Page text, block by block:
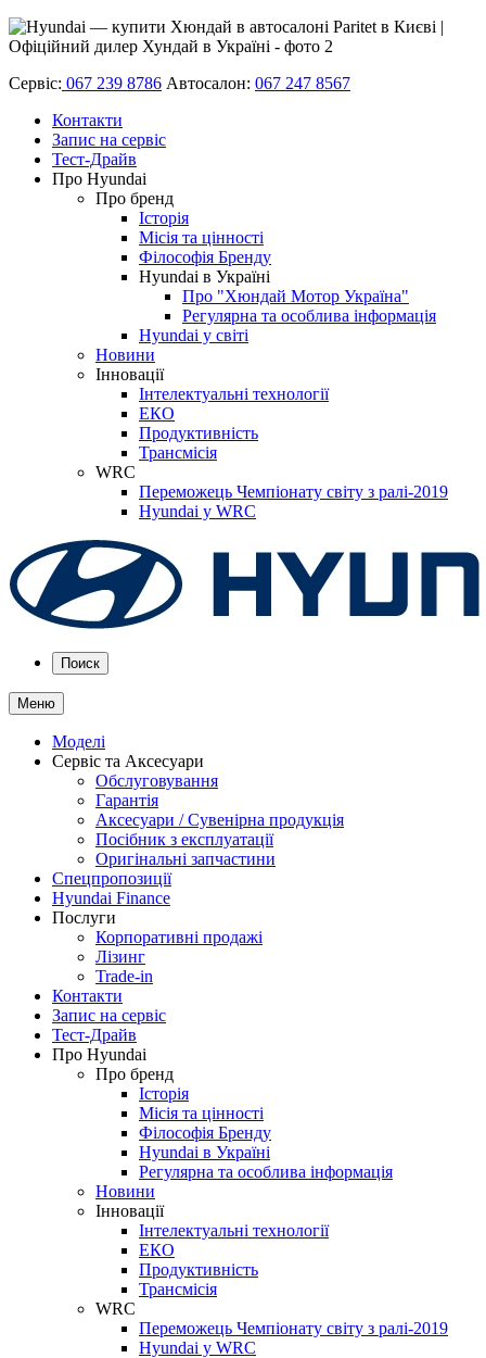
Сервіс: 067 239 8786 Автосалон: 067 247 8567
Контакти
Запис на сервіс
Тест-Драйв
Про Hyundai
Про бренд
Історія
Місія та цінності
Філософія Бренду
Hyundai в Україні
Про "Хюндай Мотор Україна"
Регулярна та особлива інформація
Hyundai у світі
Новини
Інновації
Інтелектуальні технології
ЕКО
Продуктивність
Трансмісія
WRC
Переможець Чемпіонату світу з ралі-2019
Hyundai у WRC
Поиск
Меню
Моделі
Сервіс та Аксесуари
Обслуговування
Гарантія
Аксесуари / Сувенірна продукція
Посібник з експлуатації
Оригінальні запчастини
Спецпропозиції
Hyundai Finance
Послуги
Корпоративні продажі
Лізинг
Trade-in
Контакти
Запис на сервіс
Тест-Драйв
Про Hyundai
Про бренд
Історія
Місія та цінності
Філософія Бренду
Hyundai в Україні
Регулярна та особлива інформація
Новини
Інновації
Інтелектуальні технології
ЕКО
Продуктивність
Трансмісія
WRC
Переможець Чемпіонату світу з ралі-2019
Hyundai у WRC